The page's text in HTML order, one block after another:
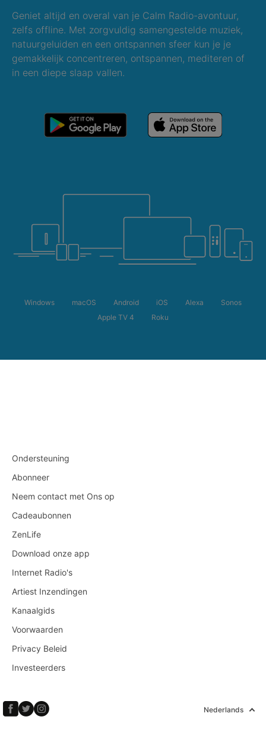
Geniet altijd en overal van je Calm Radio-avontuur,
zelfs offline. Met zorgvuldig samengestelde muziek,
natuurgeluiden en een ontspannen sfeer kun je je
gemakkelijk concentreren, ontspannen, mediteren of
in een diepe slaap vallen.
Windows macOS Android iOS Alexa
Sonos
Apple TV 4
Roku
Ondersteuning
Abonneer
Neem contact met Ons op
Cadeaubonnen
ZenLife
Download onze app
Internet Radio's
Artiest Inzendingen
Kanaalgids
Voorwaarden
Privacy Beleid
Investeerders
Nederlands